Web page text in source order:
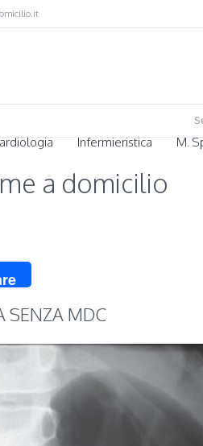
Infermieristica M.
a domicilio
SENZA MDC